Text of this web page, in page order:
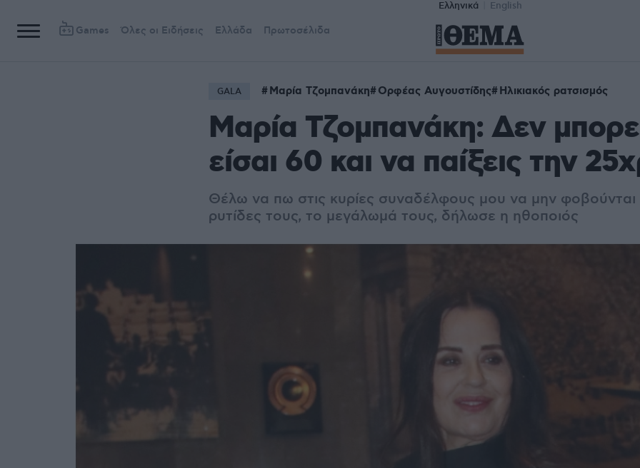
Ελληνικά English
Games Όλες οι Ειδήσεις Ελλάδα Πρωτοσέλιδα
GALA Μαρία Τζομπανάκη Ορφέας Αυγουστίδης Ηλικιακός ρατσισμός
Μαρία Τζομπανάκη: Δεν
είσαι 60 και να παίξεις την
Θέλω να πω στις κυρίες συναδέλφους μου να μην φοβούνται
ρυτίδες τους, το μεγάλωμά τους, δήλωσε η ηθοποιός